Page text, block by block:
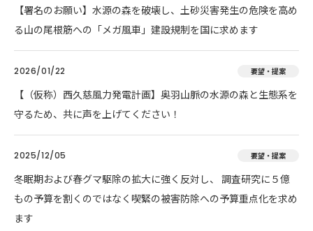
【署名のお願い】水源の森を破壊し、土砂災害発生の危険を高め
る山の尾根筋への「メガ風車」建設規制を国に求めます
2026/01/22 要望・提案
【（仮称）西久慈風力発電計画】奥羽山脈の水源の森と生態系を
守るため、共に声を上げてください！
2025/12/05 要望・提案
冬眠期および春グマ駆除の拡大に強く反対し、 調査研究に５億
もの予算を割くのではなく喫緊の被害防除への予算重点化を求め
ます